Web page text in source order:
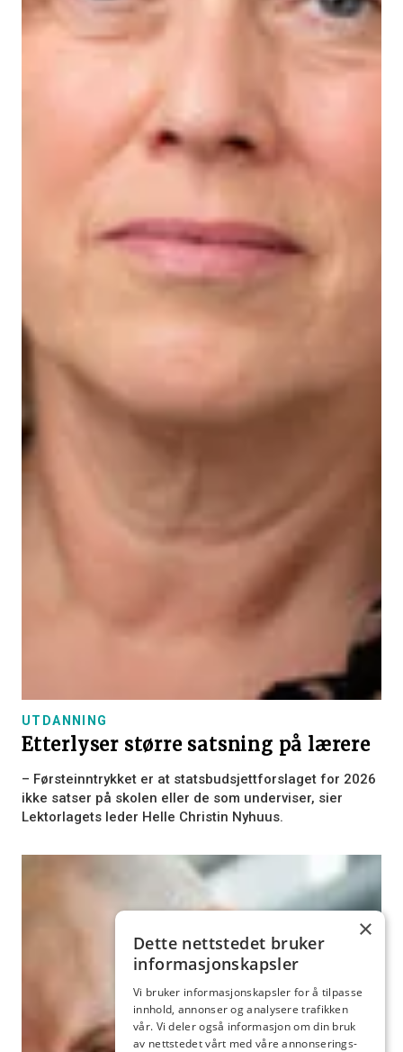
UTDANNING
Etterlyser større satsning på lærere
– Førsteinntrykket er at statsbudsjettforslaget for 2026
ikke satser på skolen eller de som underviser, sier
Lektorlagets leder Helle Christin Nyhuus.
×
Dette nettstedet bruker
informasjonskapsler
Vi bruker informasjonskapsler for å tilpasse
innhold, annonser og analysere trafikken
vår. Vi deler også informasjon om din bruk
av nettstedet vårt med våre annonserings-